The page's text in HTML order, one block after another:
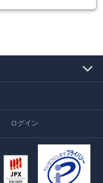
ログイン